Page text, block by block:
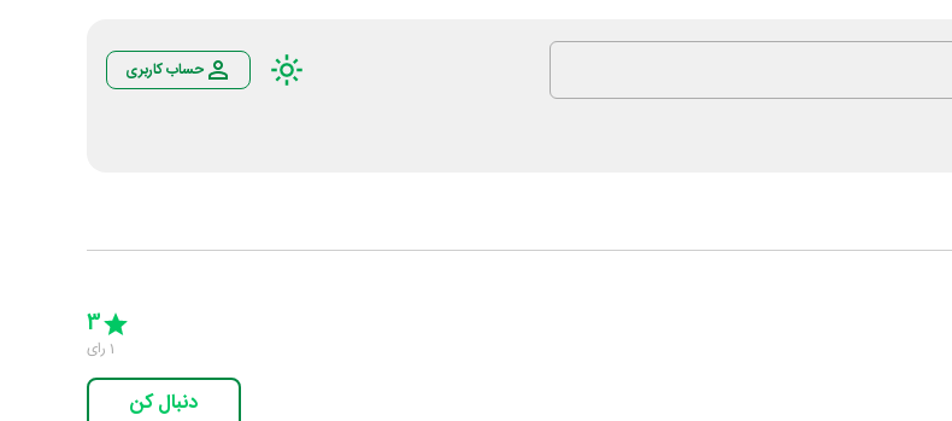
حساب کاربری
5 Stars
3
1 رای
دنبال کن